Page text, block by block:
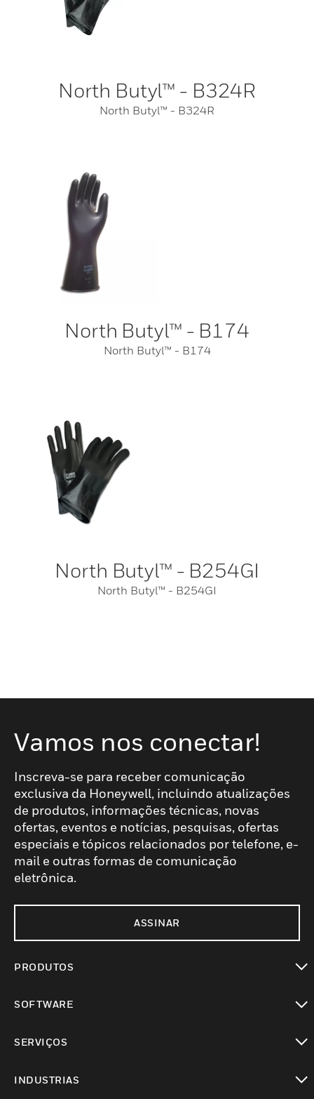
North Butyl™ - B324R
North Butyl™ - B324R
North Butyl™ - B174
North Butyl™ - B174
North Butyl™ - B254GI
North Butyl™ - B254GI
Vamos nos conectar!
Inscreva-se para receber comunicação
exclusiva da Honeywell, incluindo atualizações
de produtos, informações técnicas, novas
ofertas, eventos e notícias, pesquisas, ofertas
especiais e tópicos relacionados por telefone, e-
mail e outras formas de comunicação
eletrônica.
ASSINAR
PRODUTOS
SOFTWARE
SERVIÇOS
INDUSTRIAS